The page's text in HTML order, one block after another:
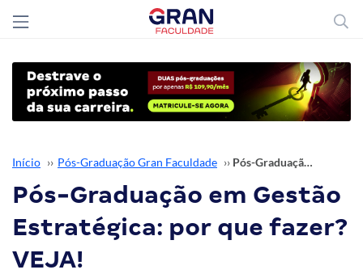
Início ›› Pós-Graduação Gran Faculdade ›› Pós-Graduação em Gestão Estratégica: por que fazer? VEJA!
Pós-Graduação em Gestão
Estratégica: por que fazer?
VEJA!